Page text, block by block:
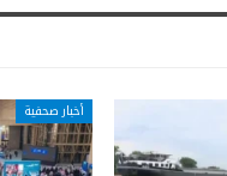
أخبار صحفية